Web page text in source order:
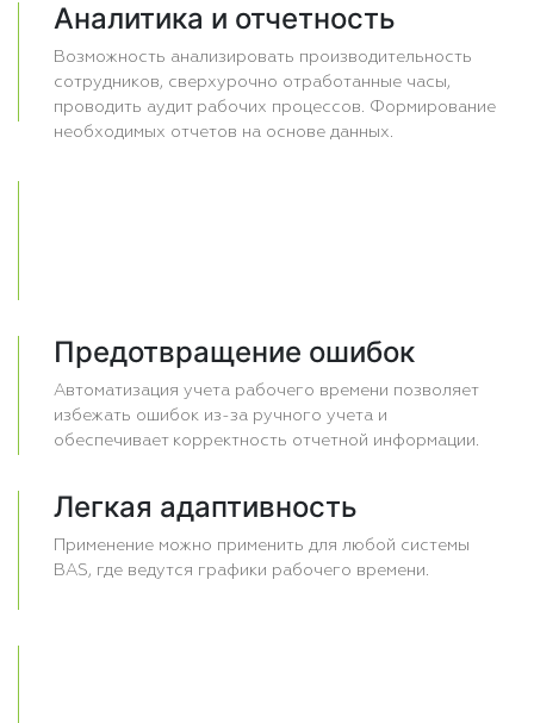
Аналитика и отчетность
Возможность анализировать производительность
сотрудников, сверхурочно отработанные часы,
проводить аудит рабочих процессов. Формирование
необходимых отчетов на основе данных.
Предотвращение ошибок
Автоматизация учета рабочего времени позволяет
избежать ошибок из-за ручного учета и
обеспечивает корректность отчетной информации.
Легкая адаптивность
Применение можно применить для любой системы
BAS, где ведутся графики рабочего времени.